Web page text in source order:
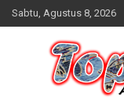
Skip
to
Sabtu, Agustus 8, 2026